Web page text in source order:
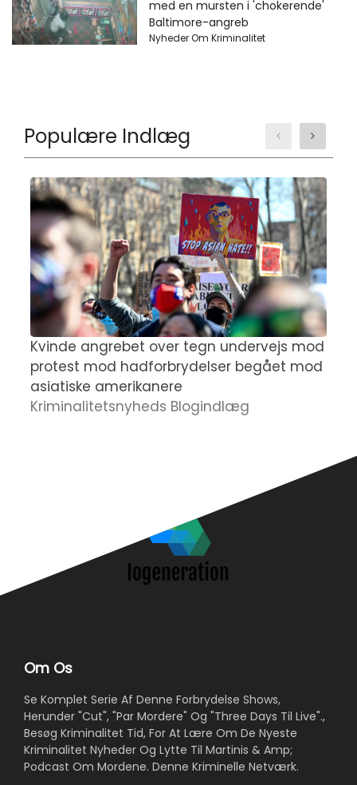
med en mursten i 'chokerende'
Baltimore-angreb
Nyheder Om Kriminalitet
Populære Indlæg
Kvinde angrebet over tegn undervejs mod
protest mod hadforbrydelser begået mod
asiatiske amerikanere
Kriminalitetsnyheds Blogindlæg
Om Os
Se Komplet Serie Af Denne Forbrydelse Shows,
Herunder "Cut", "Par Mordere" Og "Three Days Til Live".,
Besøg Kriminalitet Tid, For At Lære Om De Nyeste
Kriminalitet Nyheder Og Lytte Til Martinis & Amp;
Podcast Om Mordene. Denne Kriminelle Netværk.